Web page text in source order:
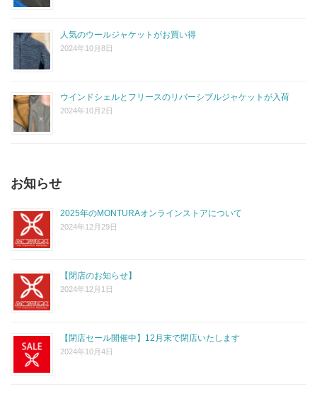
人気のウールジャケットがお買い得
2024年10月8日
ウインドシェルとフリースのリバーシブルジャケットが入荷
2024年10月2日
お知らせ
2025年のMONTURAオンラインストアについて
2024年12月29日
【閉店のお知らせ】
2024年12月1日
【閉店セール開催中】12月末で閉店いたします
2024年10月4日